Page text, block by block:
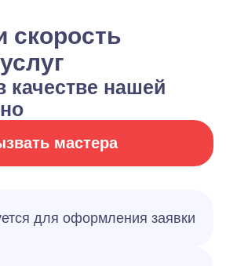
скорость
качестве нашей
мастера
для оформления заявки